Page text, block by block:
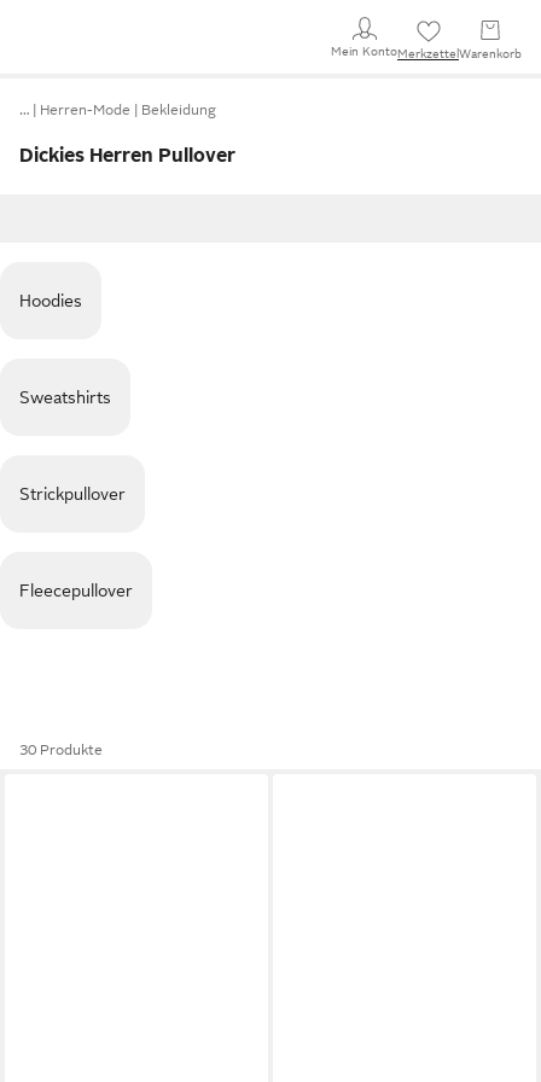
Mein KontoMerkzettel Warenkorb
… Herren-Mode Bekleidung
Dickies Herren Pullover
Hoodies
Sweatshirts
Strickpullover
Fleecepullover
30 Produkte